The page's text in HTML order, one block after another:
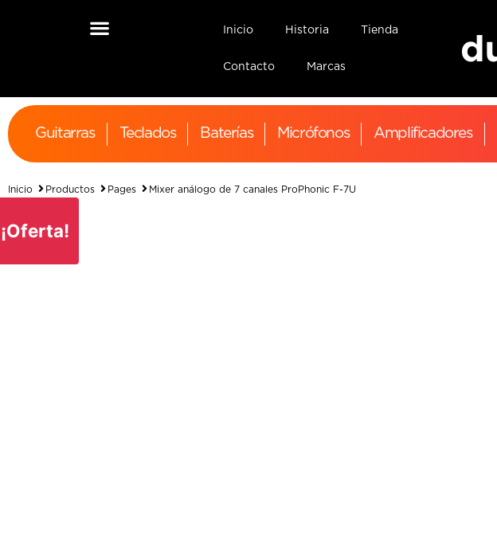
Inicio Historia Tienda
Contacto Marcas
Guitarras Teclados Baterías Micrófonos Amplificadores
Inicio Productos Pages Mixer análogo de 7 canales ProPhonic F-7U
¡Oferta!